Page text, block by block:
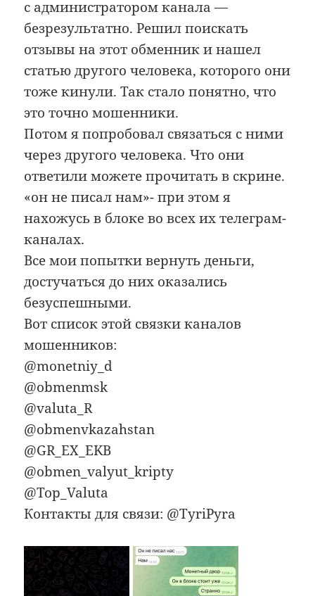
с администратором канала —
безрезультатно. Решил поискать
отзывы на этот обменник и нашел
статью другого человека, которого они
тоже кинули. Так стало понятно, что
это точно мошенники.
Потом я попробовал связаться с ними
через другого человека. Что они
ответили можете прочитать в скрине.
«он не писал нам»- при этом я
нахожусь в блоке во всех их телеграм-
каналах.
Все мои попытки вернуть деньги,
достучаться до них оказались
безуспешными.
Вот список этой связки каналов
мошенников:
@monetniy_d
@obmenmsk
@valuta_R
@obmenvkazahstan
@GR_EX_EKB
@obmen_valyut_kripty
@Top_Valuta
Контакты для связи: @TyriPyra